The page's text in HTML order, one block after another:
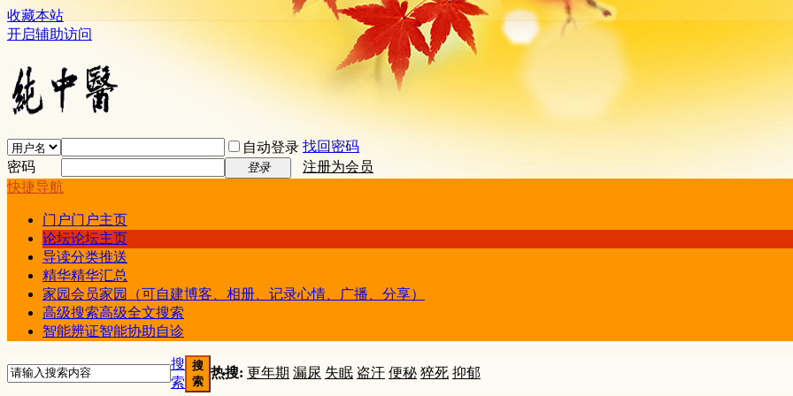
收藏本站
开启辅助访问
自动登录 找回密码
密码
登录
注册为会员
快捷导航
门户门户主页
论坛论坛主页
导读分类推送
精华精华汇总
家园会员家园（可自建博客、相册、记录心情、广播、分享）
高级搜索高级全文搜索
智能辨证智能协助自诊
搜
索
搜
索
热搜: 更年期 漏尿 失眠 盗汗 便秘 猝死 抑郁